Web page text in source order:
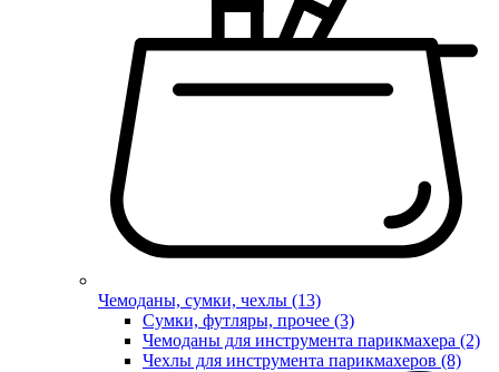
Чемоданы, сумки, чехлы (13)
Сумки, футляры, прочее (3)
Чемоданы для инструмента парикмахера (2)
Чехлы для инструмента парикмахеров (8)